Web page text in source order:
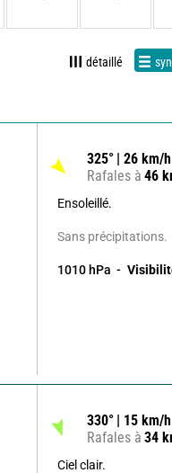
détaillé
325° 26 km/h
Rafales à 46
Ensoleillé.
Sans précipitations.
1010 hPa
330° 15 km/h
Rafales à 34
Ciel clair.